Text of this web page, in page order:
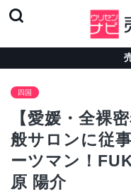
四国
【愛媛・全裸
般サロンに従
ーツマン！
原 陽介